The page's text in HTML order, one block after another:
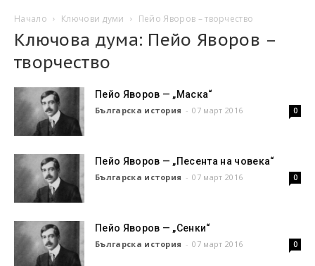
Начало Ключови думи Пейо Яворов – творчество
Ключова дума: Пейо Яворов –
творчество
Пейо Яворов — „Маска“
Българска история - 07 март 2016 0
Пейо Яворов — „Песента на човека“
Българска история - 07 март 2016 0
Пейо Яворов — „Сенки“
Българска история - 07 март 2016 0